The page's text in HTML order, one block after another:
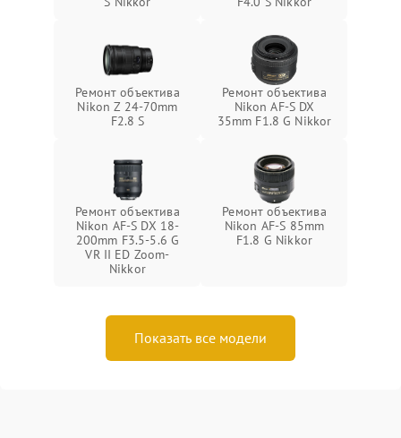
Ремонт объектива
Nikon Z 24-70mm
F2.8 S
Ремонт объектива
Nikon AF-S DX
35mm F1.8 G Nikkor
Ремонт объектива
Nikon AF-S DX 18-
200mm F3.5-5.6 G
VR II ED Zoom-
Nikkor
Ремонт объектива
Nikon AF-S 85mm
F1.8 G Nikkor
Показать все модели